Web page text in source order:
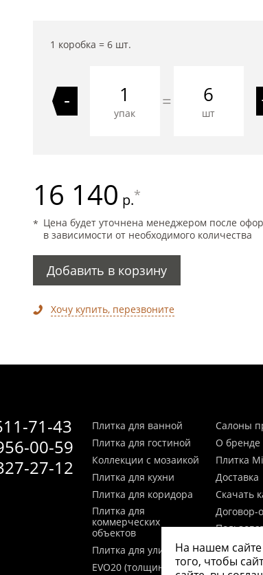
1 коробка = 6шт.
-
упак
= 6
шт
16 140 р.*
Цена будет уточнена менеджером после
в зависимости от необходимого количества
Добавить в корзину
Хочу купить, перезвоните
71-43
00-59
27-12
Плитка для ванной
Плитка для гостиной
Коллекции с мозаикой
Плитка для кухни
Плитка для коридора
Плитка для
коммерческих
объектов
Плитка для улицы
EVO20 (толщина 20мм)
Салоны
О бренде
Плитка
Доставка
Скачать
Договор-
Согласие
На нашем
того, чтобы